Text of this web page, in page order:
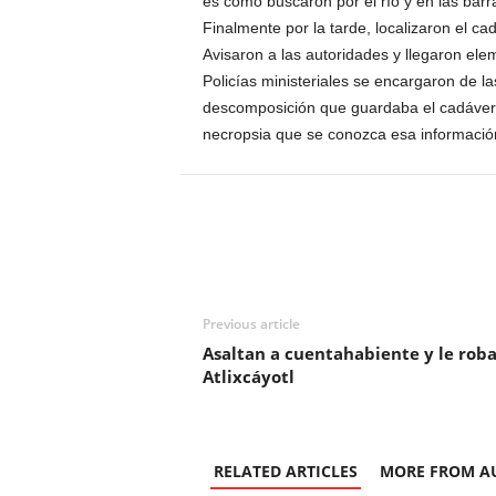
Finalmente por la tarde, localizaron el
Avisaron a las autoridades y llegaron
Policías ministeriales se encargaron de
descomposición que guardaba el
necropsia que se conozca esa
Previous article
Asaltan a cuentahabiente y le
Atlixcáyotl
RELATED ARTICLES MORE FROM